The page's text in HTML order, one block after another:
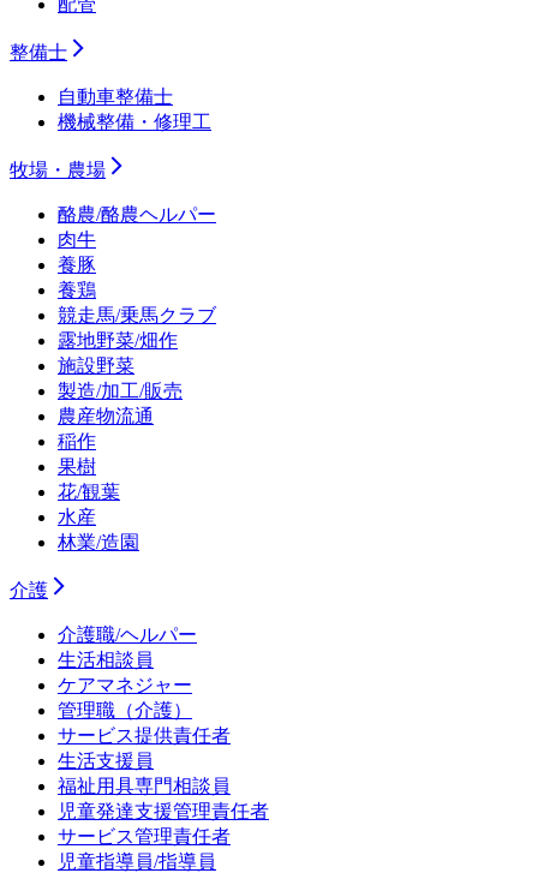
整備士
自動車整備士
機械整備・修理工
牧場・農場
酪農/酪農ヘルパー
肉牛
養豚
養鶏
競走馬/乗馬クラブ
露地野菜/畑作
施設野菜
製造/加工/販売
農産物流通
稲作
果樹
花/観葉
水産
林業/造園
介護
介護職/ヘルパー
生活相談員
ケアマネジャー
管理職（介護）
サービス提供責任者
生活支援員
福祉用具専門相談員
児童発達支援管理責任者
サービス管理責任者
児童指導員/指導員